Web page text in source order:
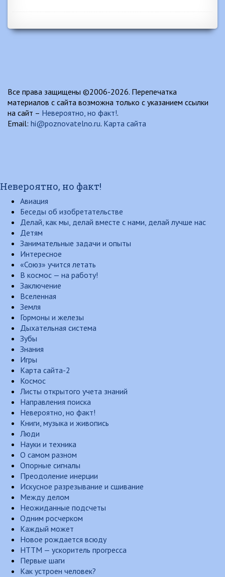
Все права защищены ©2006-2026. Перепечатка
материалов с сайта возможна только с указанием ссылки
на сайт – Невероятно, но факт!.
Email: hi@poznovatelno.ru. Карта сайта
Невероятно, но факт!
Авиация
Беседы об изобретательстве
Делай, как мы, делай вместе с нами, делай лучше нас
Детям
Занимательные задачи и опыты
Интересное
«Союз» учится летать
В космос — на работу!
Заключение
Вселенная
Земля
Гормоны и железы
Дыхательная система
Зубы
Знания
Игры
Карта сайта-2
Космос
Листы открытого учета знаний
Направления поиска
Невероятно, но факт!
Книги, музыка и живопись
Люди
Науки и техника
О самом разном
Опорные сигналы
Преодоление инерции
Искусное разрезывание и сшивание
Между делом
Неожиданные подсчеты
Одним росчерком
Каждый может
Новое рождается всюду
НТТМ — ускоритель прогресса
Первые шаги
Как устроен человек?